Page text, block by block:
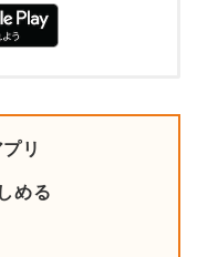
リ
める